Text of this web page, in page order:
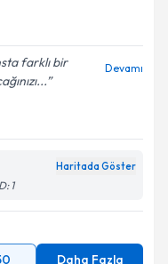
belirtilen
farklı bir
Devamı
Haritada Göster
1
Daha Fazla